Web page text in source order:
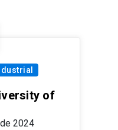
of
2024